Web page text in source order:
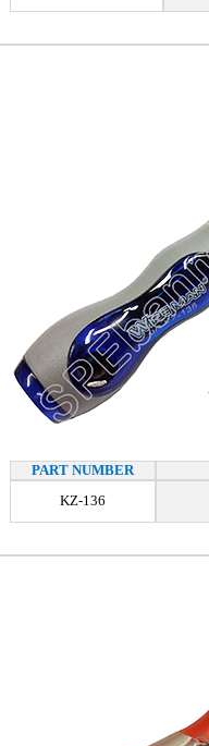
PART NUMBER
KZ-136